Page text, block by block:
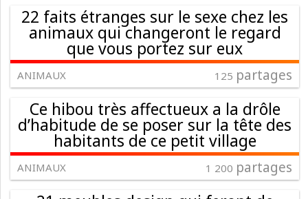
22 faits étranges sur le sexe chez les
animaux qui changeront le regard
que vous portez sur eux
ANIMAUX 125 partages
Ce hibou très affectueux a la drôle
d’habitude de se poser sur la tête des
habitants de ce petit village
ANIMAUX 1 200 partages